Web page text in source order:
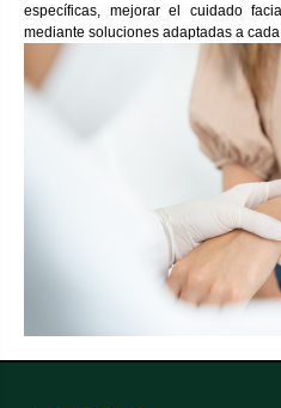
específicas, mejorar el cuidado
mediante soluciones adaptadas a